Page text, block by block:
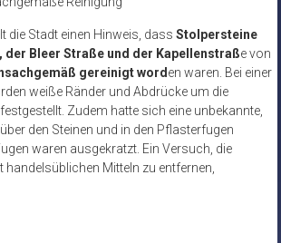
die Stadt einen Hinweis, dass Stolpersteine
der Bleer Straße und der Kapellenstraße von
gereinigt worden waren. Bei einer
weiße Ränder und Abdrücke um die
Zudem hatte sich eine unbekannte,
den Steinen und in den Pflasterfugen
waren ausgekratzt. Ein Versuch, die
handelsüblichen Mitteln zu entfernen,